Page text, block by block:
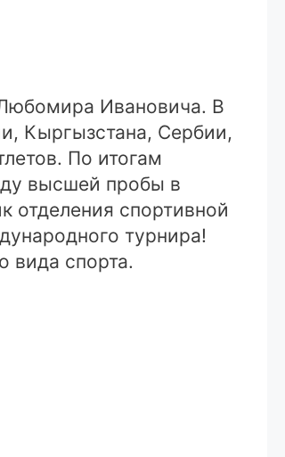
Ивановича. В
Кыргызстана, Сербии,
По итогам
высшей пробы в
отделения спортивной
турнира!
вида спорта.